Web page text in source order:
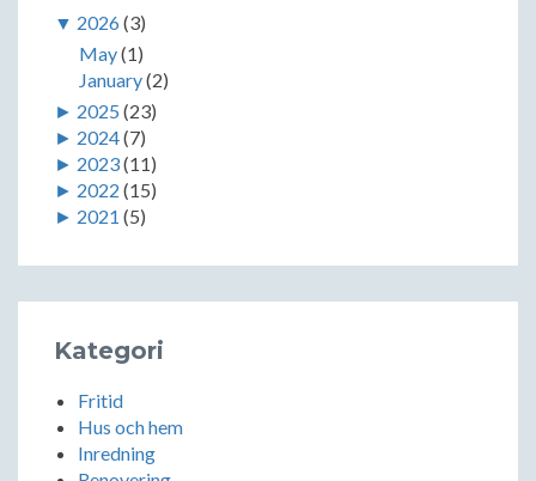
▼ 2026(3)
May(1)
January(2)
► 2025 (23)
► 2024(7)
► 2023(11)
► 2022 (15)
► 2021 (5)
Kategori
Fritid
Hus och hem
Inredning